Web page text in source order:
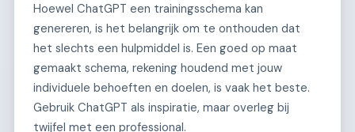
Hoewel ChatGPT een trainingsschema kan
genereren, is het belangrijk om te onthouden dat
het slechts een hulpmiddel is. Een goed op maat
gemaakt schema, rekening houdend met jouw
individuele behoeften en doelen, is vaak het beste.
Gebruik ChatGPT als inspiratie, maar overleg bij
twijfel met een professional.